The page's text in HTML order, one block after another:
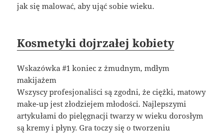
jak się malować, aby ująć sobie wieku.
Kosmetyki dojrzałej kobiety
Wskazówka #1 koniec z żmudnym, mdłym
makijażem
Wszyscy profesjonaliści są zgodni, że ciężki, matowy
make-up jest złodziejem młodości. Najlepszymi
artykułami do pielęgnacji twarzy w wieku dorosłym
są kremy i płyny. Gra toczy się o tworzeniu